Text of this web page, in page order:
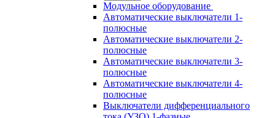
Модульное оборудование
Автоматические выключатели 1-
полюсные
Автоматические выключатели 2-
полюсные
Автоматические выключатели 3-
полюсные
Автоматические выключатели 4-
полюсные
Выключатели дифференциального